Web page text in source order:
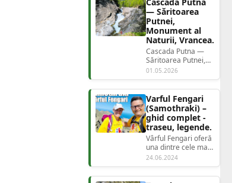
— Săritoarea
Putnei,
Monument al
Naturii, Vrancea.
Cascada Putna —
Săritoarea Putnei,
Monument al
Naturii, Vrancea
Parcul Nat...
01.05.2026
Varful Fengari
(Samothraki) –
ghid complet -
traseu, legende.
Vârful Fengari oferă
una dintre cele mai
spectaculoase
experiențe de
drumeție din între...
24.06.2024